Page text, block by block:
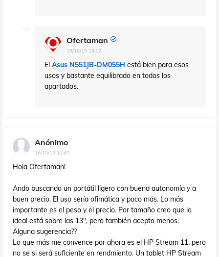
Ofertaman
18/10/15 19:12
El Asus N551JB-DM055H está bien para esos
usos y bastante equilibrado en todos los
apartados.
Anónimo
16/10/15 12:47
Hola Ofertaman!
Ando buscando un portátil ligero con buena autonomía y a
buen precio. El uso sería ofimática y poco más. Lo más
importante es el peso y el precio. Por tamaño creo que lo
ideal está sobre las 13", pero también acepto menos.
Alguna sugerencia??
Lo que más me convence por ahora es el HP Stream 11, pero
no se si será suficiente en rendmiento. Un tablet HP Stream